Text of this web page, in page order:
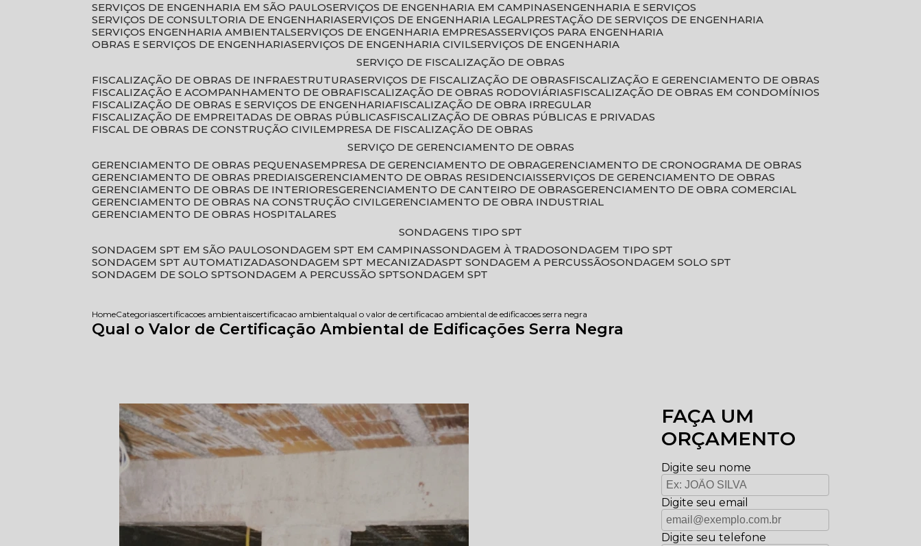
SERVIÇOS DE ENGENHARIA EM SÃO PAULO SERVIÇOS DE ENGENHARIA EM CAMPINAS
ENGENHARIA E SERVIÇOS
SERVIÇOS DE CONSULTORIA DE ENGENHARIA SERVIÇOS DE ENGENHARIA LEGAL
PRESTAÇÃO DE SERVIÇOS DE ENGENHARIA
SERVIÇOS ENGENHARIA AMBIENTAL SERVIÇOS DE ENGENHARIA EMPRESAS SERVIÇOS PARA ENGENHARIA
OBRAS E SERVIÇOS DE ENGENHARIA SERVIÇOS DE ENGENHARIA CIVIL SERVIÇOS DE ENGENHARIA
SERVIÇO DE FISCALIZAÇÃO DE OBRAS
FISCALIZAÇÃO DE OBRAS DE INFRAESTRUTURA SERVIÇOS DE FISCALIZAÇÃO DE OBRAS
FISCALIZAÇÃO E GERENCIAMENTO DE OBRAS
FISCALIZAÇÃO E ACOMPANHAMENTO DE OBRA FISCALIZAÇÃO DE OBRAS RODOVIÁRIAS
FISCALIZAÇÃO DE OBRAS EM CONDOMÍNIOS
FISCALIZAÇÃO DE OBRAS E SERVIÇOS DE ENGENHARIA FISCALIZAÇÃO DE OBRA IRREGULAR
FISCALIZAÇÃO DE EMPREITADAS DE OBRAS PÚBLICAS
FISCALIZAÇÃO DE OBRAS PÚBLICAS E PRIVADAS
FISCAL DE OBRAS DE CONSTRUÇÃO CIVIL EMPRESA DE FISCALIZAÇÃO DE OBRAS
SERVIÇO DE GERENCIAMENTO DE OBRAS
GERENCIAMENTO DE OBRAS PEQUENAS
EMPRESA DE GERENCIAMENTO DE OBRA
GERENCIAMENTO DE CRONOGRAMA DE OBRAS
GERENCIAMENTO DE OBRAS PREDIAIS
GERENCIAMENTO DE OBRAS RESIDENCIAIS SERVIÇOS DE GERENCIAMENTO DE OBRAS
GERENCIAMENTO DE OBRAS DE INTERIORES
GERENCIAMENTO DE CANTEIRO DE OBRAS
GERENCIAMENTO DE OBRA COMERCIAL
GERENCIAMENTO DE OBRAS NA CONSTRUÇÃO CIVIL
GERENCIAMENTO DE OBRA INDUSTRIAL
GERENCIAMENTO DE OBRAS HOSPITALARES
SONDAGENS TIPO SPT
SONDAGEM SPT EM SÃO PAULO SONDAGEM SPT EM CAMPINAS SONDAGEM À TRADO SONDAGEM TIPO SPT
SONDAGEM SPT AUTOMATIZADA SONDAGEM SPT MECANIZADA SPT SONDAGEM A PERCUSSÃO SONDAGEM SOLO SPT
SONDAGEM DE SOLO SPT SONDAGEM A PERCUSSÃO SPT SONDAGEM SPT
HomeCategoriascertificacoes ambientaiscertificacao ambientalqual o valor de certificacao ambiental de edificacoes serra negra
Qual o Valor de Certificação Ambiental de Edificações Serra Negra
FAÇA UM
ORÇAMENTO
Digite seu nome
Digite seu email
Digite seu telefone